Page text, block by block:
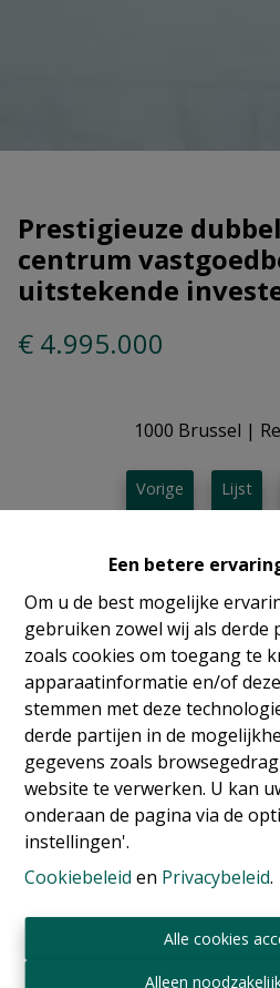
Een betere
Om u de best mogelijke
gebruiken zowel wij als
zoals cookies om toegang te
apparaatinformatie en/of
stemmen met deze
derde partijen in de
gegevens zoals
website te verwerken. U kan
onderaan de pagina via de
instellingen'.
Cookiebeleid en Privacybeleid.
Alle cookies
Alleen
Prestigieuze
centrum
uitstekende
€ 4.995.000
1000 Brussel |
Vorige Lijst
Info